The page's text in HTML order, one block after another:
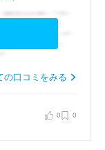
の口コミをみる
0 0